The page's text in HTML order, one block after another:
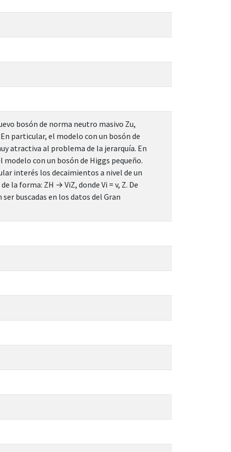
bosón de norma neutro masivo Zu,
particular, el modelo con un bosón de
atractiva al problema de la jerarquía. En
con un bosón de Higgs pequeño.
interés los decaimientos a nivel de un
la forma: ZH → ViZ, donde Vi = v, Z. De
buscadas en los datos del Gran